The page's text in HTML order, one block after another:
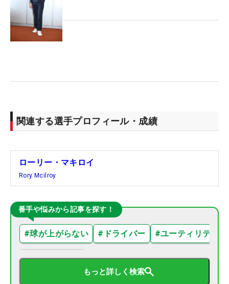
関連する選手プロフィール・成績
ローリー・マキロイ
Rory Mcilroy
番手や悩みから記事を探す！
#球が上がらない # ドライバー #ユーティリティ
もっと詳しく検索